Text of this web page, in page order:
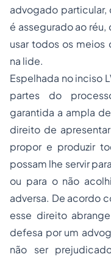
advogado particular,
é assegurado ao
usar todos os meios
na lide.
Espelhada no inciso
partes do
garantida a ampla
direito de
propor e produzir
possam lhe servir
ou para o não
adversa. De acordo
esse direito
defesa por um
não ser